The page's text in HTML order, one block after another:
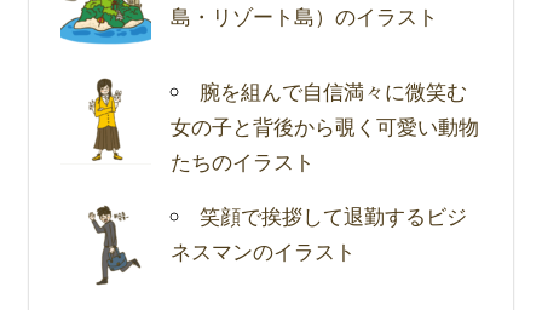
島・リゾート島）のイラスト
腕を組んで自信満々に微笑む
女の子と背後から覗く可愛い動物
たちのイラスト
笑顔で挨拶して退勤するビジ
ネスマンのイラスト